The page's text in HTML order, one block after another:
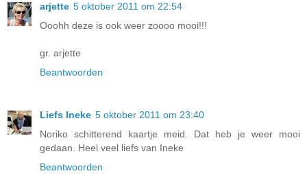
arjette 5 oktober 2011 om 22:54
Ooohh deze is ook weer zoooo mooi!!!
gr. arjette
Beantwoorden
Liefs Ineke 5 oktober 2011 om 23:40
Noriko schitterend kaartje meid. Dat heb je weer mooi
gedaan. Heel veel liefs van Ineke
Beantwoorden